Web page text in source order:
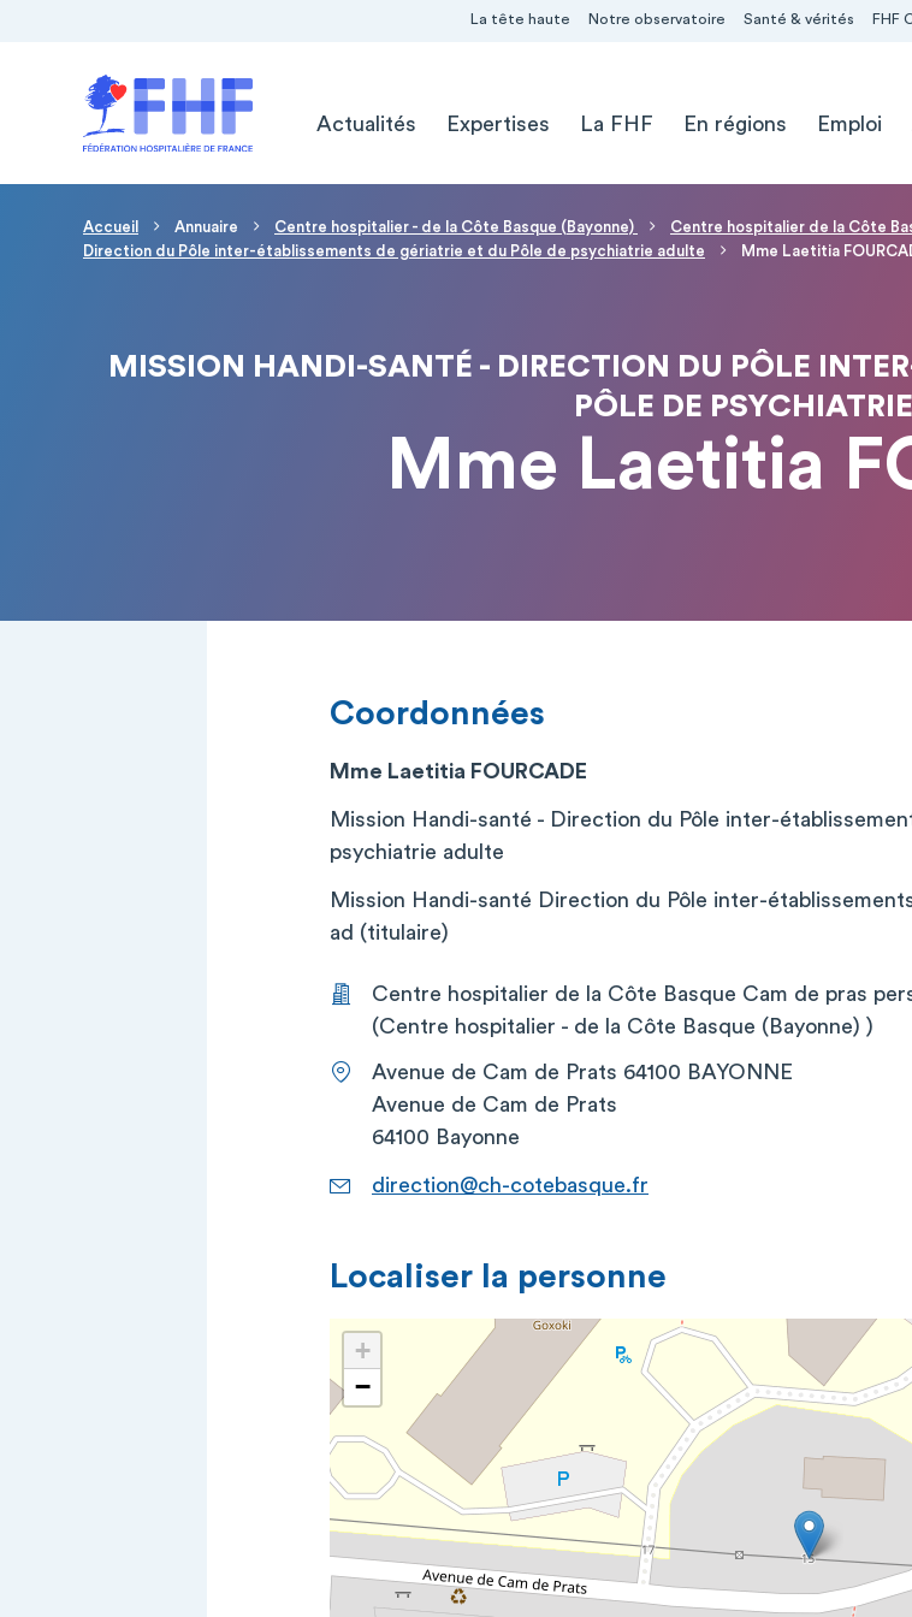
La tête haute Notre observatoire Santé & vérités FHF
Actualités
Expertises La FHF En régions Emploi
Fil d'Ariane
Accueil Annuaire Centre hospitalier - de la Côte Basque (Bayonne) Centre hospitalier de la Côte
Direction du Pôle inter-établissements de gériatrie et du Pôle de psychiatrie adulte
Mme Laetitia
MISSION HANDI-SANTÉ - DIRECTION DU PÔLE
PÔLE DE
Mme Laetitia
Coordonnées
Mme Laetitia FOURCADE
Mission Handi-santé - Direction du Pôle inter-
psychiatrie adulte
Mission Handi-santé Direction du Pôle inter-
ad (titulaire)
Centre hospitalier de la Côte Basque Cam de pras
(Centre hospitalier - de la Côte Basque (Bayonne) )
Avenue de Cam de Prats 64100 BAYONNE
Avenue de Cam de Prats
64100 Bayonne
direction@ch-cotebasque.fr
Localiser la personne
+
−